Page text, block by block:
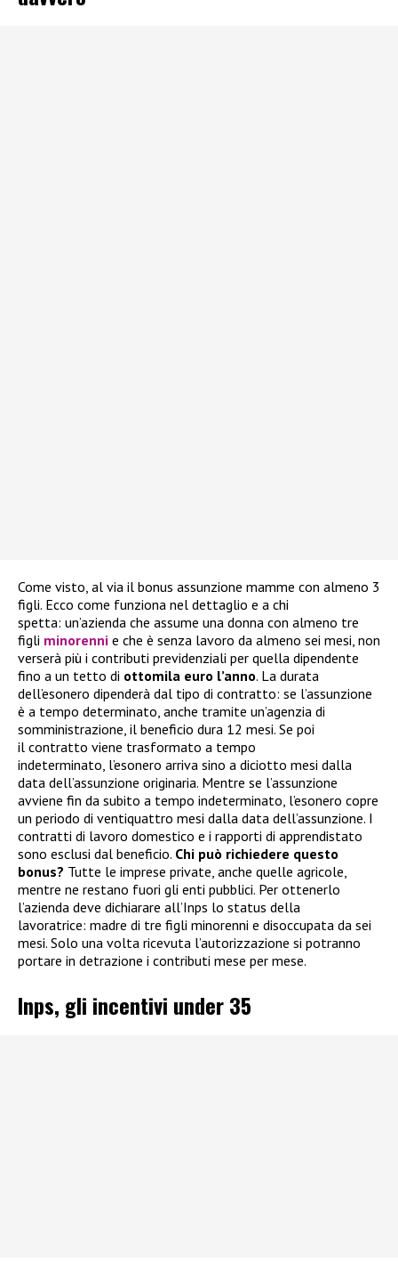
Come visto, al via il bonus assunzione mamme con almeno 3
figli. Ecco come funziona nel dettaglio e a chi
spetta: un’azienda che assume una donna con almeno tre
figli minorenni e che è senza lavoro da almeno sei mesi, non
verserà più i contributi previdenziali per quella dipendente
fino a un tetto di ottomila euro l’anno. La durata
dell’esonero dipenderà dal tipo di contratto: se l’assunzione
è a tempo determinato, anche tramite un’agenzia di
somministrazione, il beneficio dura 12 mesi. Se poi
il contratto viene trasformato a tempo
indeterminato, l’esonero arriva sino a diciotto mesi dalla
data dell’assunzione originaria. Mentre se l’assunzione
avviene fin da subito a tempo indeterminato, l’esonero copre
un periodo di ventiquattro mesi dalla data dell’assunzione. I
contratti di lavoro domestico e i rapporti di apprendistato
sono esclusi dal beneficio. Chi può richiedere questo
bonus? Tutte le imprese private, anche quelle agricole,
mentre ne restano fuori gli enti pubblici. Per ottenerlo
l’azienda deve dichiarare all’Inps lo status della
lavoratrice: madre di tre figli minorenni e disoccupata da sei
mesi. Solo una volta ricevuta l’autorizzazione si potranno
portare in detrazione i contributi mese per mese.
Inps, gli incentivi under 35